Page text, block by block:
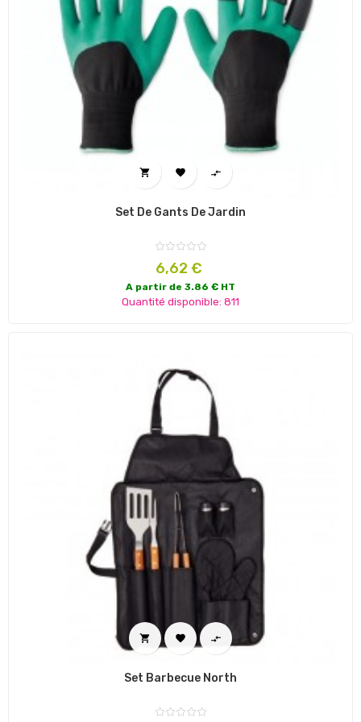
  
Set De Gants De Jardin
Prix
6,62 €
A partir de 3.86 € HT
Quantité disponible: 811
  
Set Barbecue North